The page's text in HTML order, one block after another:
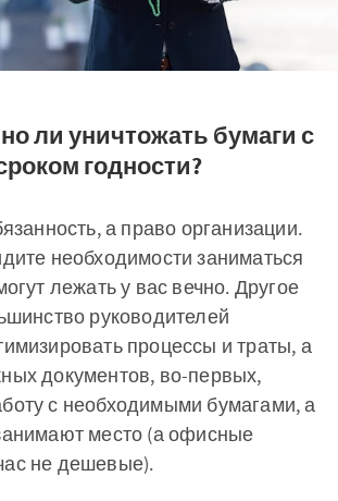
ли уничтожать бумаги с
годности?
а право организации.
необходимости заниматься
лежать у вас вечно. Другое
руководителей
процессы и траты, а
документов, во-первых,
с необходимыми бумагами, а
место (а офисные
не дешевые).